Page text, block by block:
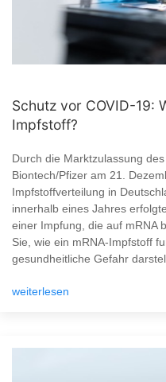
Schutz vor COVID-19:
Impfstoff?
Durch die Marktzulassung
Biontech/Pfizer am 21.
Impfstoffverteilung in
innerhalb eines Jahres
einer Impfung, die auf mRNA
Sie, wie ein mRNA-Impfstoff
gesundheitliche Gefahr
weiterlesen